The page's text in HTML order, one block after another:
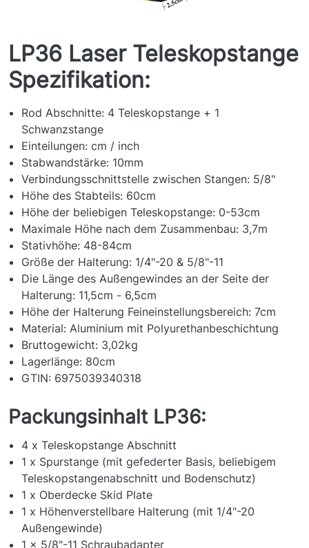
LP36 Laser Teleskopstange
Spezifikation:
Rod Abschnitte: 4 Teleskopstange + 1
Schwanzstange
Einteilungen: cm / inch
Stabwandstärke: 10mm
Verbindungsschnittstelle zwischen Stangen: 5/8"
Höhe des Stabteils: 60cm
Höhe der beliebigen Teleskopstange: 0-53cm
Maximale Höhe nach dem Zusammenbau: 3,7m
Stativhöhe: 48-84cm
Größe der Halterung: 1/4"-20 & 5/8"-11
Die Länge des Außengewindes an der Seite der
Halterung: 11,5cm - 6,5cm
Höhe der Halterung Feineinstellungsbereich: 7cm
Material: Aluminium mit Polyurethanbeschichtung
Bruttogewicht: 3,02kg
Lagerlänge: 80cm
GTIN: 6975039340318
Packungsinhalt LP36:
4 x Teleskopstange Abschnitt
1 x Spurstange (mit gefederter Basis, beliebigem
Teleskopstangenabschnitt und Bodenschutz)
1 x Oberdecke Skid Plate
1 x Höhenverstellbare Halterung (mit 1/4"-20
Außengewinde)
1 x 5/8"-11 Schraubadapter